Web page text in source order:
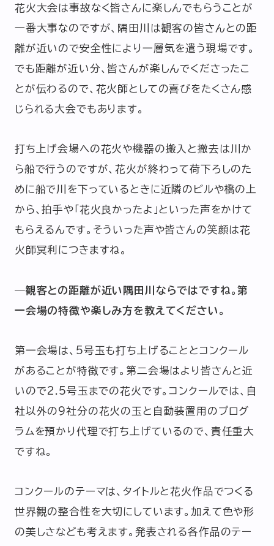
花火大会は事故なく皆さんに楽しんでもらうことが
一番大事なのですが、隅田川は観客の皆さんとの距
離が近いので安全性により一層気を遣う現場です。
でも距離が近い分、皆さんが楽しんでくださったこ
とが伝わるので、花火師としての喜びをたくさん感
じられる大会でもあります。
打ち上げ会場への花火や機器の搬入と撤去は川か
ら船で行うのですが、花火が終わって荷下ろしのた
めに船で川を下っているときに近隣のビルや橋の上
から、拍手や「花火良かったよ」といった声をかけて
もらえるんです。そういった声や皆さんの笑顔は花
火師冥利につきますね。
―観客との距離が近い隅田川ならではですね。第
一会場の特徴や楽しみ方を教えてください。
第一会場は、5号玉も打ち上げることとコンクール
があることが特徴です。第二会場はより皆さんと近
いので2.5号玉までの花火です。コンクールでは、自
社以外の9社分の花火の玉と自動装置用のプログ
ラムを預かり代理で打ち上げているので、責任重大
ですね。
コンクールのテーマは、タイトルと花火作品でつくる
世界観の整合性を大切にしています。加えて色や形
の美しさなども考えます。発表される各作品のテー